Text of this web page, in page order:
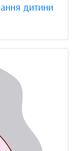
дитини